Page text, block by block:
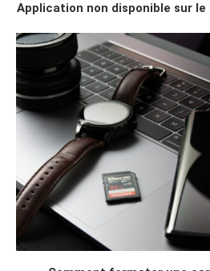
Application non disponible sur